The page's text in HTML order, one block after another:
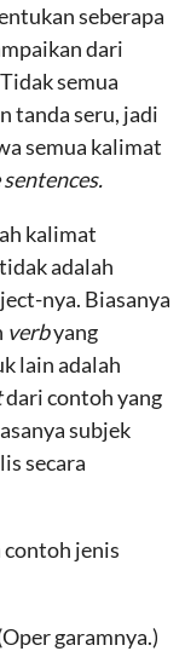
seberapa
dari
semua
tanda seru, jadi
semua kalimat
kalimat
adalah
nya. Biasanya
verbyang
lain adalah
dari contoh yang
subjek
secara
jenis
garamnya.)